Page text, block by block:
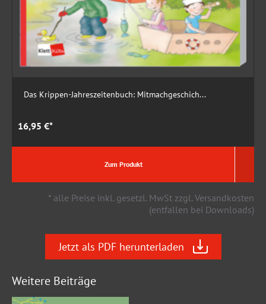
Das Krippen-Jahreszeitenbuch: Mitmachgeschich...
16,95 €*
Zum Produkt
* alle Preise inkl. gesetzl. MwSt zzgl. Versandkosten
(entfallen bei Downloads)
Jetzt als PDF herunterladen
Weitere Beiträge